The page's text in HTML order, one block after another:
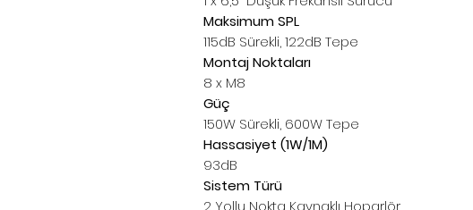
Maksimum SPL
115dB Sürekli, 122dB Tepe
Montaj Noktaları
8 x M8
Güç
150W Sürekli, 600W Tepe
Hassasiyet (1W/1M)
93dB
Sistem Türü
2 Yollu Nokta Kaynaklı Hoparlör